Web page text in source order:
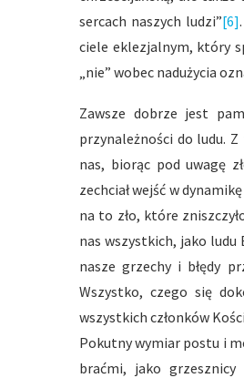
sercach naszych ludzi”[6]
ciele eklezjalnym, który
„nie” wobec nadużycia
Zawsze dobrze jest
przynależności do ludu.
nas, biorąc pod uwagę
zechciał wejść w
na to zło, które
nas wszystkich, jako
nasze grzechy i błędy
Wszystko, czego się
wszystkich członków
Pokutny wymiar postu i
braćmi, jako